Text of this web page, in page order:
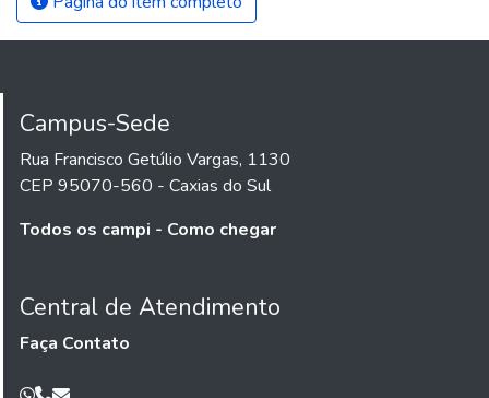
Campus-Sede
Rua Francisco Getúlio Vargas, 1130
CEP 95070-560 - Caxias do Sul
Todos os campi - Como chegar
Central de Atendimento
Faça Contato